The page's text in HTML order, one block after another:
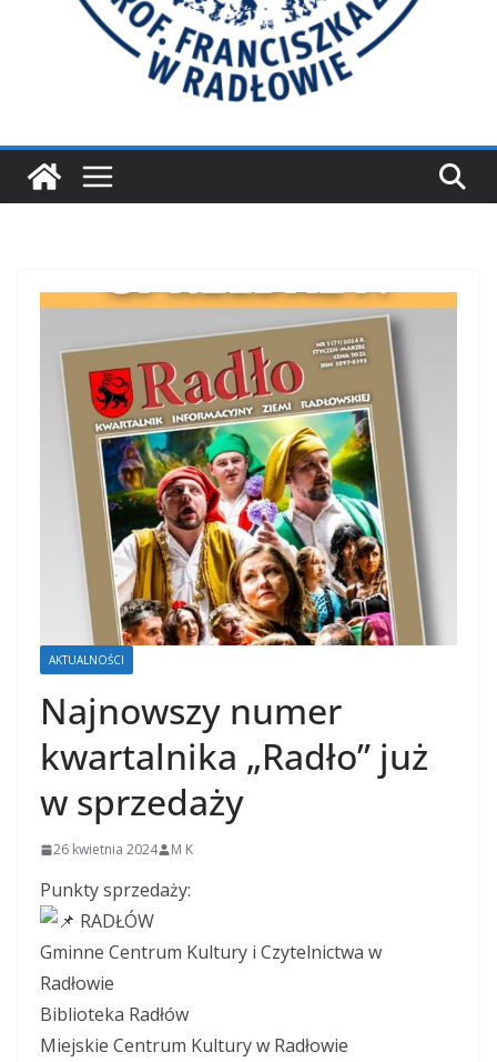
AKTUALNOŚCI
Najnowszy numer
kwartalnika „Radło” już
w sprzedaży
26 kwietnia 2024 M K
Punkty sprzedaży:
RADŁÓW
Gminne Centrum Kultury i Czytelnictwa w
Radłowie
Biblioteka Radłów
Miejskie Centrum Kultury w Radłowie